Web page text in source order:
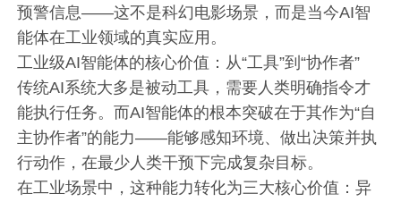
预警信息——这不是科幻电影场景，而是当今AI智
能体在工业领域的真实应用。
工业级AI智能体的核心价值：从“工具”到“协作者”
传统AI系统大多是被动工具，需要人类明确指令才
能执行任务。而AI智能体的根本突破在于其作为“自
主协作者”的能力——能够感知环境、做出决策并执
行动作，在最少人类干预下完成复杂目标。
在工业场景中，这种能力转化为三大核心价值：异